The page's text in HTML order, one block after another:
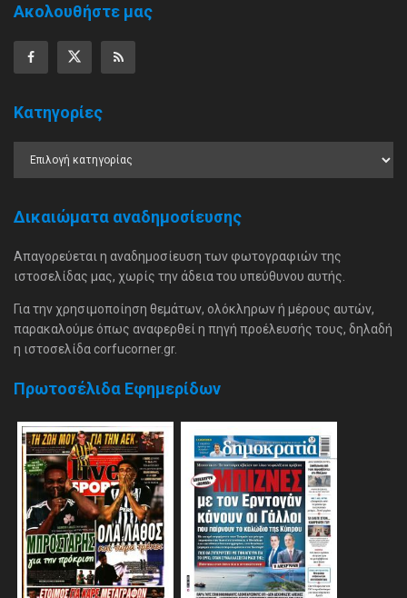
Ακολουθήστε μας
Κατηγορίες
Δικαιώματα αναδημοσίευσης
Απαγορεύεται η αναδημοσίευση των φωτογραφιών της
ιστοσελίδας μας, χωρίς την άδεια του υπεύθυνου αυτής.
Για την χρησιμοποίηση θεμάτων, ολόκληρων ή μέρους αυτών,
παρακαλούμε όπως αναφερθεί η πηγή προέλευσής τους, δηλαδή
η ιστοσελίδα corfucorner.gr.
Πρωτοσέλιδα Εφημερίδων